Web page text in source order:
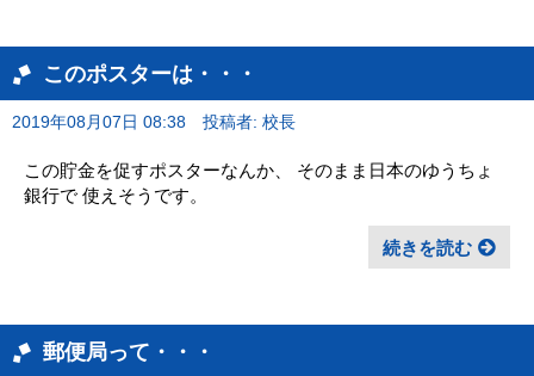
このポスターは・・・
2019年08月07日 08:38 投稿者: 校長
この貯金を促すポスターなんか、 そのまま日本のゆうちょ
銀行で 使えそうです。
続きを読む
郵便局って・・・